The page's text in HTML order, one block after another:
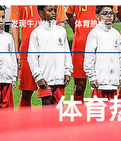
发现⽜⼋体育 体育热点
体育